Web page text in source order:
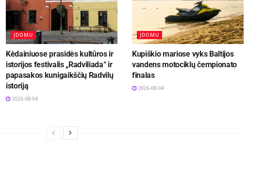
ĮDOMU
Kėdainiuose prasidės kultūros ir
istorijos festivalis „Radviliada“ ir
papasakos kunigaikščių Radvilų
istoriją
2026-08-04
ĮDOMU
Kupiškio mariose vyks Baltijos
vandens motociklų čempionato
finalas
2026-08-04